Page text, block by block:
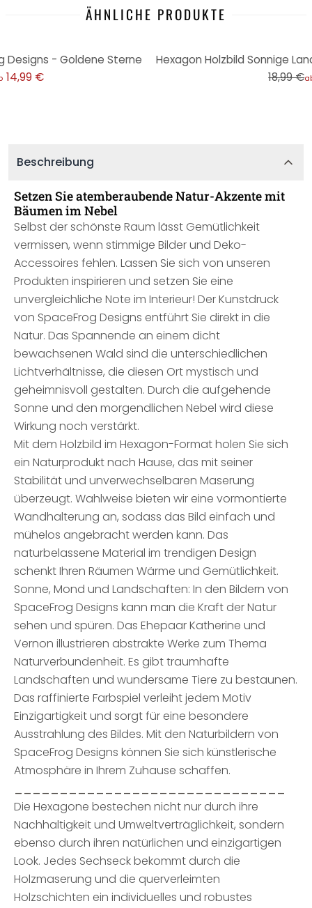
ÄHNLICHE PRODUKTE
Designs - Goldene Sterne
14,99 € 18,99 €
Beschreibung
Setzen Sie atemberaubende Natur-Akzente mit
Bäumen im Nebel
Selbst der schönste Raum lässt Gemütlichkeit
vermissen, wenn stimmige Bilder und Deko-
Accessoires fehlen. Lassen Sie sich von unseren
Produkten inspirieren und setzen Sie eine
unvergleichliche Note im Interieur! Der Kunstdruck
von SpaceFrog Designs entführt Sie direkt in die
Natur. Das Spannende an einem dicht
bewachsenen Wald sind die unterschiedlichen
Lichtverhältnisse, die diesen Ort mystisch und
geheimnisvoll gestalten. Durch die aufgehende
Sonne und den morgendlichen Nebel wird diese
Wirkung noch verstärkt.
Mit dem Holzbild im Hexagon-Format holen Sie sich
ein Naturprodukt nach Hause, das mit seiner
Stabilität und unverwechselbaren Maserung
überzeugt. Wahlweise bieten wir eine vormontierte
Wandhalterung an, sodass das Bild einfach und
mühelos angebracht werden kann. Das
naturbelassene Material im trendigen Design
schenkt Ihren Räumen Wärme und Gemütlichkeit.
Sonne, Mond und Landschaften: In den Bildern von
SpaceFrog Designs kann man die Kraft der Natur
sehen und spüren. Das Ehepaar Katherine und
Vernon illustrieren abstrakte Werke zum Thema
Naturverbundenheit. Es gibt traumhafte
Landschaften und wundersame Tiere zu bestaunen.
Das raffinierte Farbspiel verleiht jedem Motiv
Einzigartigkeit und sorgt für eine besondere
Ausstrahlung des Bildes. Mit den Naturbildern von
SpaceFrog Designs können Sie sich künstlerische
Atmosphäre in Ihrem Zuhause schaffen.
Die Hexagone bestechen nicht nur durch ihre
Nachhaltigkeit und Umweltverträglichkeit, sondern
ebenso durch ihren natürlichen und einzigartigen
Look. Jedes Sechseck bekommt durch die
Holzmaserung und die querverleimten
Holzschichten ein individuelles und robustes